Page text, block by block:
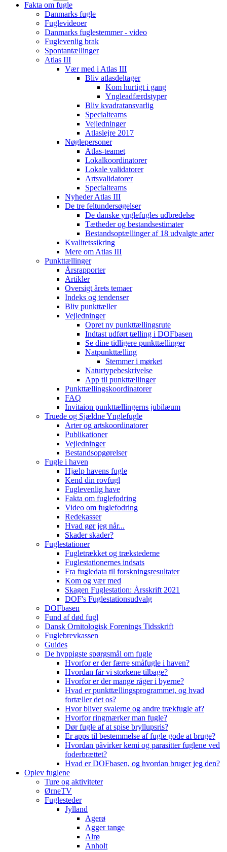
Fakta om fugle
Danmarks fugle
Fuglevideoer
Danmarks fuglestemmer - video
Fuglevenlig brak
Spontantællinger
Atlas III
Vær med i Atlas III
Bliv atlasdeltager
Kom hurtigt i gang
Yngleadfærdstyper
Bliv kvadratansvarlig
Specialteams
Vejledninger
Atlaslejre 2017
Nøglepersoner
Atlas-teamet
Lokalkoordinatorer
Lokale validatorer
Artsvalidatorer
Specialteams
Nyheder Atlas III
De tre feltundersøgelser
De danske ynglefugles udbredelse
Tætheder og bestandsestimater
Bestandsoptællinger af 18 udvalgte arter
Kvalitetssikring
Mere om Atlas III
Punkttællinger
Årsrapporter
Artikler
Oversigt årets temaer
Indeks og tendenser
Bliv punkttæller
Vejledninger
Opret ny punkttællingsrute
Indtast udført tælling i DOFbasen
Se dine tidligere punkttællinger
Natpunkttælling
Stemmer i mørket
Naturtypebeskrivelse
App til punkttællinger
Punkttællingskoordinatorer
FAQ
Invitaion punkttællingerns jubilæum
Truede og Sjældne Ynglefugle
Arter og artskoordinatorer
Publikationer
Vejledninger
Bestandsopgørelser
Fugle i haven
Hjælp havens fugle
Kend din rovfugl
Fuglevenlig have
Fakta om fuglefodring
Video om fuglefodring
Redekasser
Hvad gør jeg når...
Skader skader?
Fuglestationer
Fugletrækket og trækstederne
Fuglestationernes indsats
Fra fugledata til forskningsresultater
Kom og vær med
Skagen Fuglestation: Årsskrift 2021
DOF's Fuglestationsudvalg
DOFbasen
Fund af død fugl
Dansk Ornitologisk Forenings Tidsskrift
Fuglebrevkassen
Guides
De hyppigste spørgsmål om fugle
Hvorfor er der færre småfugle i haven?
Hvordan får vi storkene tilbage?
Hvorfor er der mange råger i byerne?
Hvad er punkttællingsprogrammet, og hvad
fortæller det os?
Hvor bliver svalerne og andre trækfugle af?
Hvorfor ringmærker man fugle?
Dør fugle af at spise bryllupsris?
Er apps til bestemmelse af fugle gode at bruge?
Hvordan påvirker kemi og parasitter fuglene ved
foderbrættet?
Hvad er DOFbasen, og hvordan bruger jeg den?
Oplev fuglene
Ture og aktiviteter
ØrneTV
Fuglesteder
Jylland
Agerø
Agger tange
Alrø
Anholt